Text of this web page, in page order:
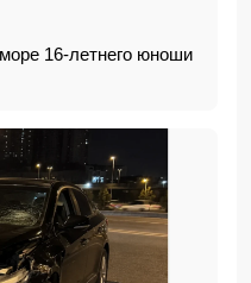
16-летнего юноши